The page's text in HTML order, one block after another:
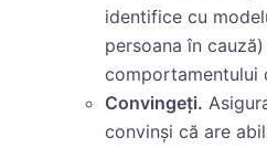
identifice cu
persoana în
comportamentului
Convingeți.
convinși că are